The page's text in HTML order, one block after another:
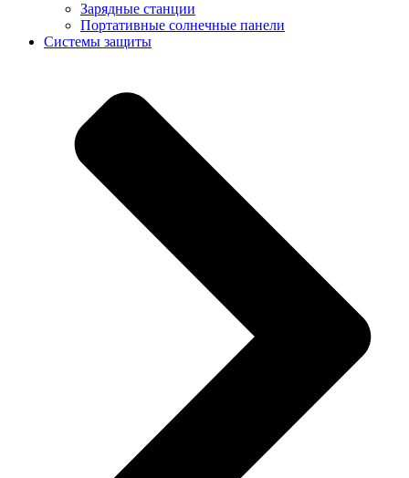
Зарядные станции
Портативные солнечные панели
Системы защиты